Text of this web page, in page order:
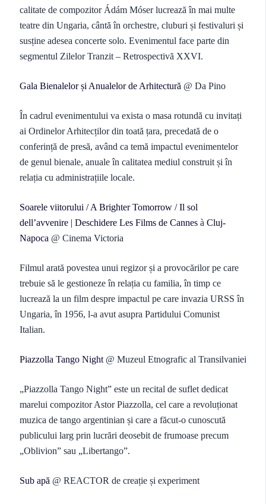
calitate de compozitor Ádám Móser lucrează în mai multe
teatre din Ungaria, cântă în orchestre, cluburi și festivaluri și
susține adesea concerte solo. Evenimentul face parte din
segmentul Zilelor Tranzit – Retrospectivă XXVI.
Gala Bienalelor și Anualelor de Arhitectură @ Da Pino
În cadrul evenimentului va exista o masa rotundă cu invitați
ai Ordinelor Arhitecților din toată țara, precedată de o
conferință de presă, având ca temă impactul evenimentelor
de genul bienale, anuale în calitatea mediul construit și în
relația cu administrațiile locale.
Soarele viitorului / A Brighter Tomorrow / Il sol
dell’avvenire | Deschidere Les Films de Cannes à Cluj-
Napoca @ Cinema Victoria
Filmul arată povestea unui regizor și a provocărilor pe care
trebuie să le gestioneze în relația cu familia, în timp ce
lucrează la un film despre impactul pe care invazia URSS în
Ungaria, în 1956, l-a avut asupra Partidului Comunist
Italian.
Piazzolla Tango Night@ Muzeul Etnografic al Transilvaniei
„Piazzolla Tango Night” este un recital de suflet dedicat
marelui compozitor Astor Piazzolla, cel care a revoluționat
muzica de tango argentinian și care a făcut-o cunoscută
publicului larg prin lucrări deosebit de frumoase precum
„Oblivion” sau „Libertango”.
Sub apă @ REACTOR de creație și experiment